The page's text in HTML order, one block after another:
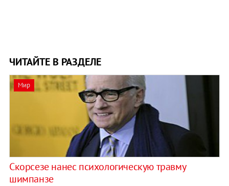
ЧИТАЙТЕ В РАЗДЕЛЕ
Мир
Скорсезе нанес психологическую травму
шимпанзе